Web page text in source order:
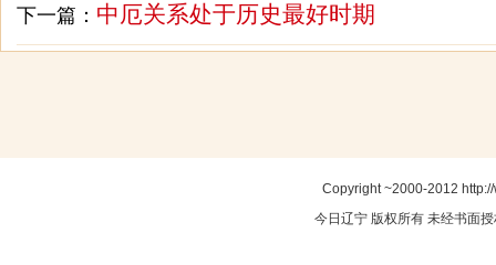
下一篇： 中厄关系处于历史最好时期
Copyright ~2000-2012
今日辽宁 版权所有 未经书面